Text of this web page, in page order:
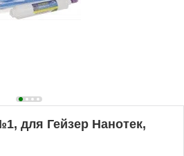
для Гейзер Нанотек,